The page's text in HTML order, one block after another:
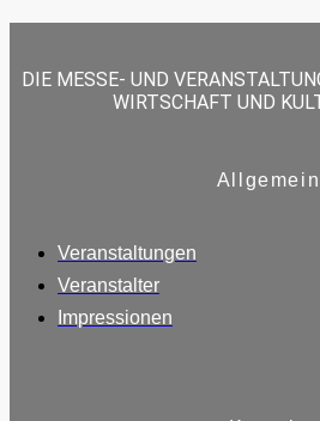
DIE MESSE- UND
WIRTSCHAFT UND
Allgemein
Veranstaltungen
Veranstalter
Impressionen